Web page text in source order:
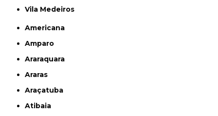
Vila Medeiros
Americana
Amparo
Araraquara
Araras
Araçatuba
Atibaia